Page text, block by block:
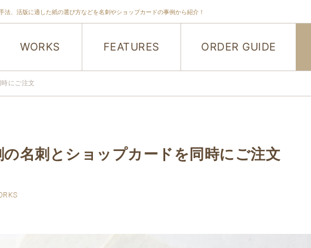
法、活版に適した紙の選び方などを名刺やショップカードの事例から紹介！
WORKS FEATURES ORDER GUIDE
にご注文
の名刺とショップカードを同時にご注文